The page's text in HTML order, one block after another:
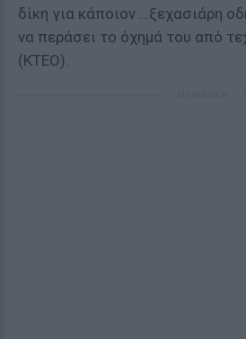
δίκη για κάποιον …ξεχασιάρη
να περάσει το όχημά του από
(ΚΤΕΟ).